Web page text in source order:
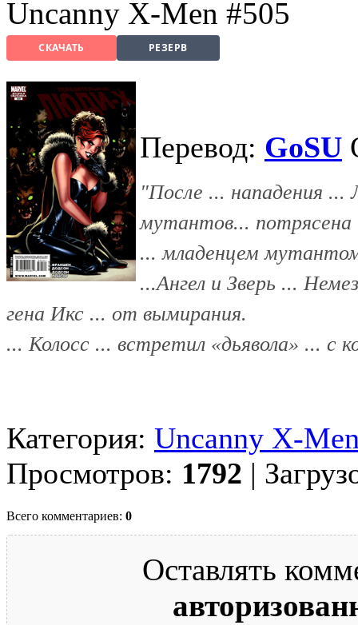
Uncanny X-Men #505
СКАЧАТЬ РЕЗЕРВ
Перевод: GoSU
"После ... нападения
мутантов... потрясена
... младенцем
...Ангел и Зверь ...
гена Икс ... от вымирания.
... Колосс ... встретил «дьявола» ... с
Категория: Uncanny X-
Просмотров: 1792 |
Всего комментариев: 0
Оставлять